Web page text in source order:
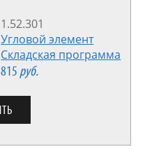
1.52.301
Угловой элемент
Cкладская программа
815 руб.